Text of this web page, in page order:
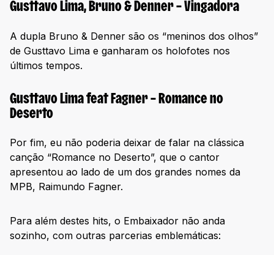
Gusttavo Lima, Bruno & Denner – Vingadora
A dupla Bruno & Denner são os “meninos dos olhos”
de Gusttavo Lima e ganharam os holofotes nos
últimos tempos.
Gusttavo Lima feat Fagner – Romance no
Deserto
Por fim, eu não poderia deixar de falar na clássica
canção “Romance no Deserto”, que o cantor
apresentou ao lado de um dos grandes nomes da
MPB, Raimundo Fagner.
Para além destes hits, o Embaixador não anda
sozinho, com outras parcerias emblemáticas: